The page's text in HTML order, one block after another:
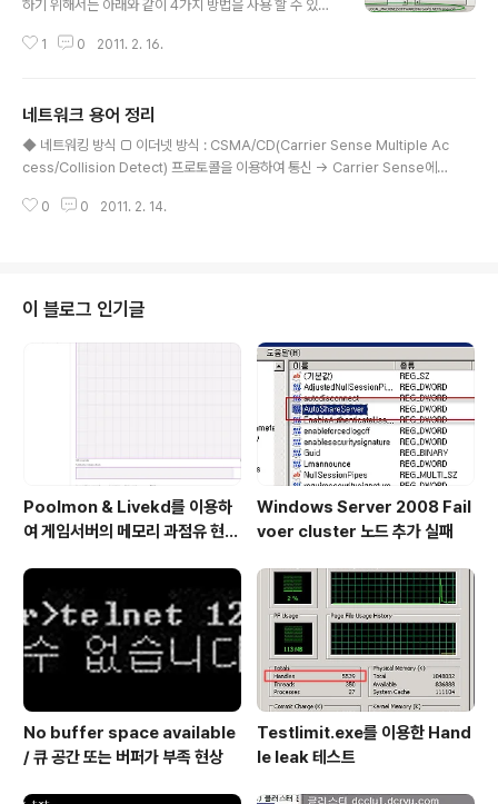
하기 위해서는 아래와 같이 4가지 방법을 사용 할 수 있습
k 확인 2. C:\Windows\Microsoft.NET\Framework
up Verification Tool User's Guide http://blogs.m
sdn.com/b/astebner/archive/2008/10/13/8999
004.aspx [참고 자료] Windows XP 또는 Windows
를..
1 0 2011. 2. 16.
네트워크 용어 정리
◆ 네트워킹 방식 □ 이더넷 방식 : CSMA/CD(Carrier Sense Multiple Ac
cess/Collision Detect) 프로토콜을 이용하여 통신 -> Carrier Sense에
후 데이터 전송 시도 * 너무 많은 충돌이 발생하면 통신에 장애가 생김 □ 토큰
선 cross 케이블이 필요하고 이기 종간의 연결은 straight cable을 사용한다.
동일..
0 0 2011. 2. 14.
이 블로그 인기글
Poolmon & Livekd를 이용하
여 게임서버의 메모리 과점유 현상
Windows Server 2008 Fail
voer cluster 노드 추가 실패
No buffer space available
/ 큐 공간 또는 버퍼가 부족 현상
Testlimit.exe를 이용한 Hand
le leak 테스트